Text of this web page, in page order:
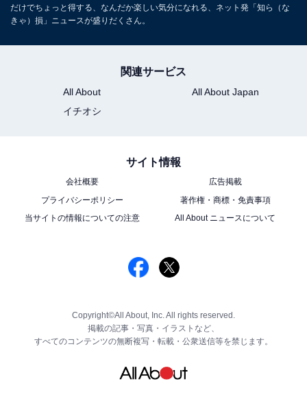
だけでちょっと得する、なんだか楽しい気分になれる、ネット発「知ら（な
きゃ）損」ニュースが盛りだくさん。
関連サービス
All About
All About Japan
イチオシ
サイト情報
会社概要
広告掲載
プライバシーポリシー
著作権・商標・免責事項
当サイトの情報についての注意
All About ニュースについて
Copyright©All About, Inc. All rights reserved.
掲載の記事・写真・イラストなど、
すべてのコンテンツの無断複写・転載・公衆送信等を禁じます。